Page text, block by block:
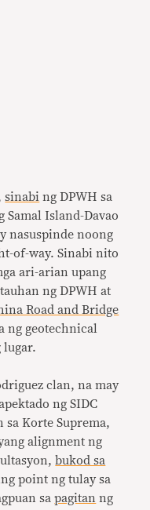
sinabi ng DPWH sa
Samal Island-Davao
nasuspinde noong
of-way. Sinabi nito
ari-arian upang
ng DPWH at
Road and Bridge
ng geotechnical
lugar.
clan, na may
ng SIDC
sa Korte Suprema,
alignment ng
bukod sa
point ng tulay sa
sapagitan ng